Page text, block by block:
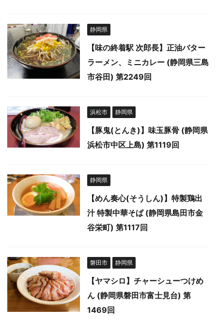
静岡県
【味の終着駅 次郎長】正油バター
ラーメン、ミニカレー (静岡県三島
市谷田) 第2249回
浜松市 静岡県
【豚鬼(とんき)】味玉豚骨 (静岡県
浜松市中区上島) 第1119回
静岡県
【めん奏心(そうしん)】特製鶏出
汁 特製中華そば (静岡県島田市金
谷栄町) 第1117回
磐田市 静岡県
【ヤマシロ】チャーシューつけめ
ん (静岡県磐田市富士見台) 第
1469回